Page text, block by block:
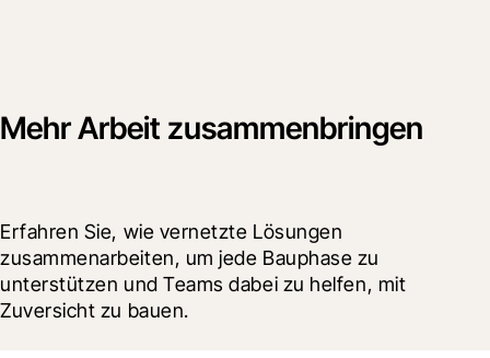
Mehr Arbeit zusammenbringen
Erfahren Sie, wie vernetzte Lösungen
zusammenarbeiten, um jede Bauphase zu
unterstützen und Teams dabei zu helfen, mit
Zuversicht zu bauen.